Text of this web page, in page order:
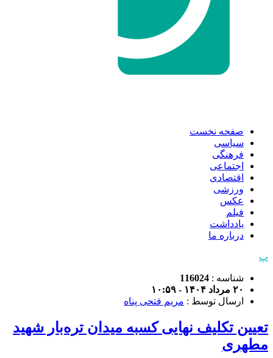
صفحه نخست
سیاسی
فرهنگی
اجتماعی
اقتصادی
ورزشی
عکس
فیلم
یادداشت
درباره ما
پ
شناسه : 116024
۲۰ مرداد ۱۴۰۴ - ۱۰:۵۹
ارسال توسط : مریم فتحی پناه
تعیین تکلیف نهایی کسبه میدان تره‌بار شهید
مطهری